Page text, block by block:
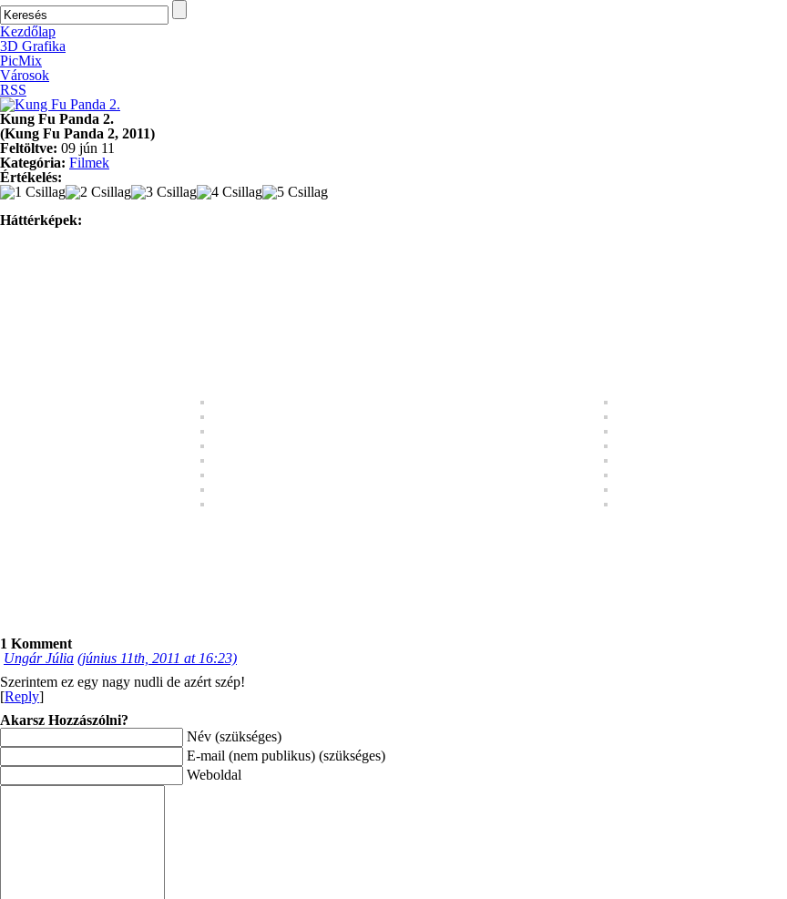
Kezdőlap
3D Grafika
PicMix
Városok
RSS
Kung Fu Panda 2.
(Kung Fu Panda 2, 2011)
Feltöltve: 09 jún 11
Kategória: Filmek
Értékelés:
Háttérképek:
1 Komment
Ungár Júlia (június 11th, 2011 at 16:23)
Szerintem ez egy nagy nudli de azért szép!
[Reply]
Akarsz Hozzászólni?
Név (szükséges)
E-mail (nem publikus) (szükséges)
Weboldal